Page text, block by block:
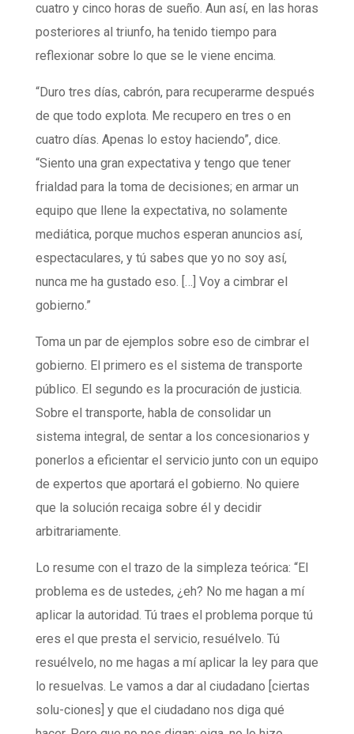
cuatro y cinco horas de sueño. Aun así, en las horas
posteriores al triunfo, ha tenido tiempo para
reflexionar sobre lo que se le viene encima.
“Duro tres días, cabrón, para recuperarme después
de que todo explota. Me recupero en tres o en
cuatro días. Apenas lo estoy haciendo”, dice.
“Siento una gran expectativa y tengo que tener
frialdad para la toma de decisiones; en armar un
equipo que llene la expectativa, no solamente
mediática, porque muchos esperan anuncios así,
espectaculares, y tú sabes que yo no soy así,
nunca me ha gustado eso. […] Voy a cimbrar el
gobierno.”
Toma un par de ejemplos sobre eso de cimbrar el
gobierno. El primero es el sistema de transporte
público. El segundo es la procuración de justicia.
Sobre el transporte, habla de consolidar un
sistema integral, de sentar a los concesionarios y
ponerlos a eficientar el servicio junto con un equipo
de expertos que aportará el gobierno. No quiere
que la solución recaiga sobre él y decidir
arbitrariamente.
Lo resume con el trazo de la simpleza teórica: “El
problema es de ustedes, ¿eh? No me hagan a mí
aplicar la autoridad. Tú traes el problema porque tú
eres el que presta el servicio, resuélvelo. Tú
resuélvelo, no me hagas a mí aplicar la ley para que
lo resuelvas. Le vamos a dar al ciudadano [ciertas
solu-ciones] y que el ciudadano nos diga qué